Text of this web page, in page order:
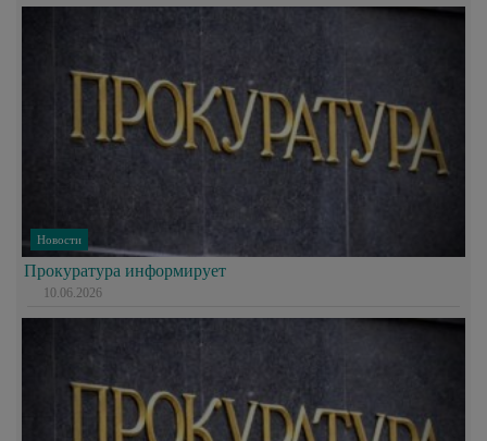
Новости
Прокуратура информирует
10.06.2026